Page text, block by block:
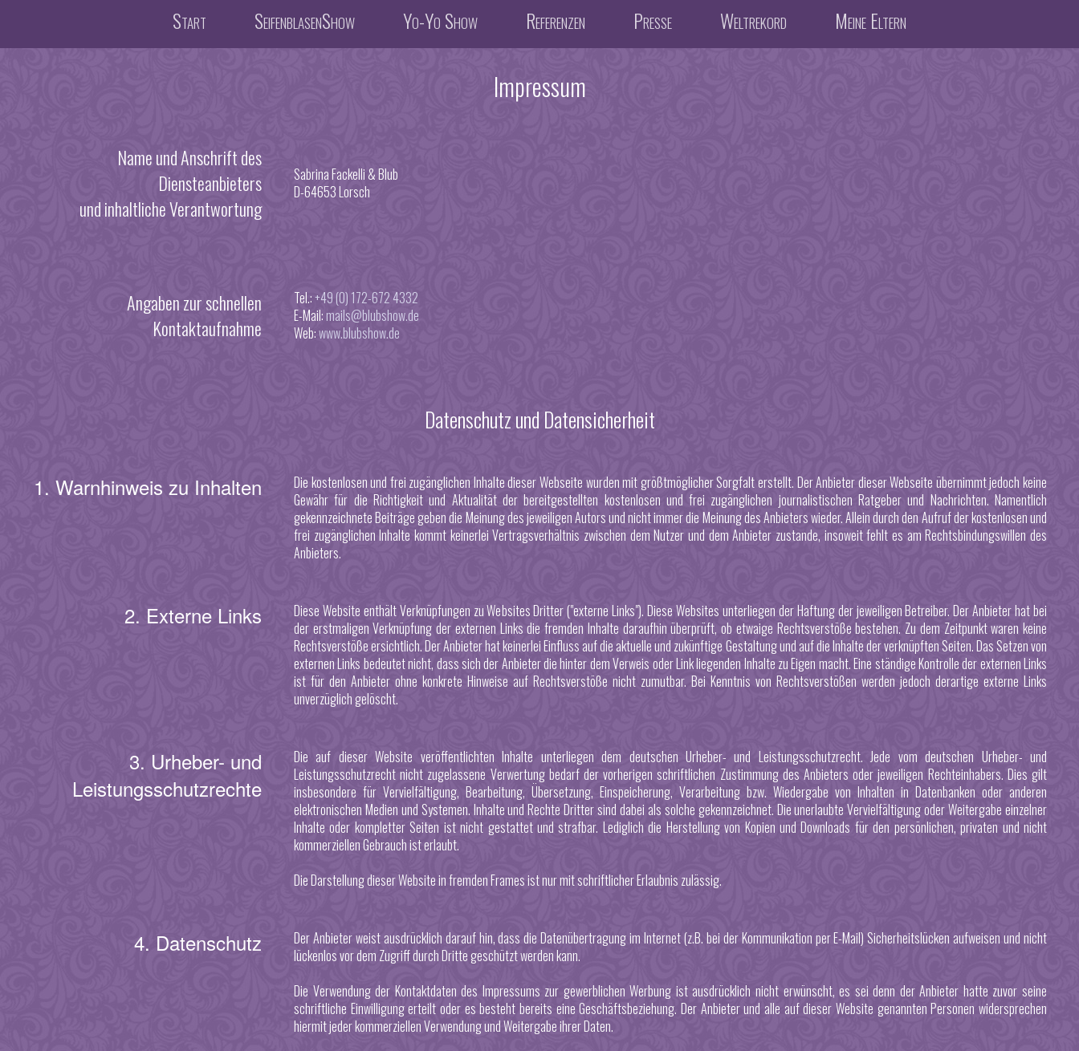
Start SeifenblasenShow Yo-Yo Show Referenzen Presse Weltrekord Meine Eltern
Impressum
Name und Anschrift des
Diensteanbieters
und inhaltliche Verantwortung
Sabrina Fackelli & Blub
D-64653 Lorsch
Angaben zur schnellen
Kontaktaufnahme
Tel.:+49 (0) 172-672 4332
E-Mail:mails@blubshow.de
Web:www.blubshow.de
Datenschutz und Datensicherheit
1. Warnhinweis zu Inhalten
Die kostenlosen und frei zugänglichen Inhalte dieser Webseite wurden mit größtmöglicher Sorgfalt erstellt. Der Anbieter dieser Webseite übernimmt jedoch keine
Gewähr für die Richtigkeit und Aktualität der bereitgestellten kostenlosen und frei zugänglichen journalistischen Ratgeber und Nachrichten. Namentlich
gekennzeichnete Beiträge geben die Meinung des jeweiligen Autors und nicht immer die Meinung des Anbieters wieder. Allein durch den Aufruf der kostenlosen und
frei zugänglichen Inhalte kommt keinerlei Vertragsverhältnis zwischen dem Nutzer und dem Anbieter zustande, insoweit fehlt es am Rechtsbindungswillen des
Anbieters.
2. Externe Links
Diese Website enthält Verknüpfungen zu Websites Dritter ("externe Links"). Diese Websites unterliegen der Haftung der jeweiligen Betreiber. Der Anbieter hat bei
der erstmaligen Verknüpfung der externen Links die fremden Inhalte daraufhin überprüft, ob etwaige Rechtsverstöße bestehen. Zu dem Zeitpunkt waren keine
Rechtsverstöße ersichtlich. Der Anbieter hat keinerlei Einfluss auf die aktuelle und zukünftige Gestaltung und auf die Inhalte der verknüpften Seiten. Das Setzen von
externen Links bedeutet nicht, dass sich der Anbieter die hinter dem Verweis oder Link liegenden Inhalte zu Eigen macht. Eine ständige Kontrolle der externen Links
ist für den Anbieter ohne konkrete Hinweise auf Rechtsverstöße nicht zumutbar. Bei Kenntnis von Rechtsverstößen werden jedoch derartige externe Links
unverzüglich gelöscht.
3. Urheber- und
Leistungsschutzrechte
Die auf dieser Website veröffentlichten Inhalte unterliegen dem deutschen Urheber- und Leistungsschutzrecht. Jede vom deutschen Urheber- und
Leistungsschutzrecht nicht zugelassene Verwertung bedarf der vorherigen schriftlichen Zustimmung des Anbieters oder jeweiligen Rechteinhabers. Dies gilt
insbesondere für Vervielfältigung, Bearbeitung, Übersetzung, Einspeicherung, Verarbeitung bzw. Wiedergabe von Inhalten in Datenbanken oder anderen
elektronischen Medien und Systemen. Inhalte und Rechte Dritter sind dabei als solche gekennzeichnet. Die unerlaubte Vervielfältigung oder Weitergabe einzelner
Inhalte oder kompletter Seiten ist nicht gestattet und strafbar. Lediglich die Herstellung von Kopien und Downloads für den persönlichen, privaten und nicht
kommerziellen Gebrauch ist erlaubt.
Die Darstellung dieser Website in fremden Frames ist nur mit schriftlicher Erlaubnis zulässig.
4. Datenschutz
Der Anbieter weist ausdrücklich darauf hin, dass die Datenübertragung im Internet (z.B. bei der Kommunikation per E-Mail) Sicherheitslücken aufweisen und nicht
lückenlos vor dem Zugriff durch Dritte geschützt werden kann.
Die Verwendung der Kontaktdaten des Impressums zur gewerblichen Werbung ist ausdrücklich nicht erwünscht, es sei denn der Anbieter hatte zuvor seine
schriftliche Einwilligung erteilt oder es besteht bereits eine Geschäftsbeziehung. Der Anbieter und alle auf dieser Website genannten Personen widersprechen
hiermit jeder kommerziellen Verwendung und Weitergabe ihrer Daten.